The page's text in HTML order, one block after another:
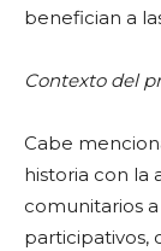
benefician a
Contexto del
Cabe
historia con la
comunitarios
participativos,